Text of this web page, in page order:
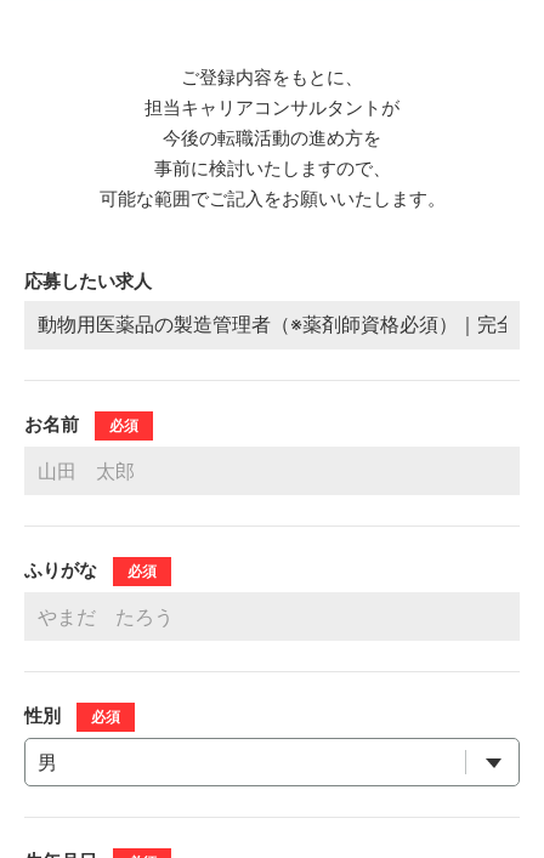
ご登録内容をもとに、
担当キャリアコンサルタントが
今後の転職活動の進め⽅を
事前に検討いたしますので、
可能な範囲でご記⼊をお願いいたします。
応募したい求人
お名前 必須
ふりがな 必須
性別 必須